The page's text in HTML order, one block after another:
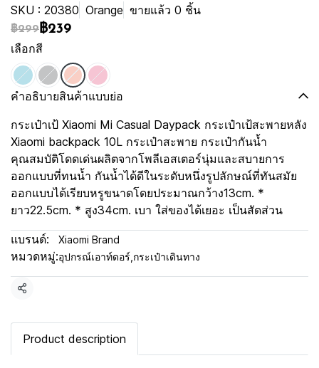
SKU : 20380 Orange ขายแล้ว 0 ชิ้น
฿299฿239
เลือกสี
คำอธิบายสินค้าแบบย่อ
กระเป๋าเป้ Xiaomi Mi Casual Daypack กระเป๋าเป้สะพายหลัง
Xiaomi backpack 10L กระเป๋าสะพาย กระเป๋ากันน้ำ
คุณสมบัติโดดเด่นผลิตจากโพลีเอสเตอร์นุ่มและสบายการ
ออกแบบที่ทนน้ำ กันน้ำได้ดีในระดับหนึ่งรูปลักษณ์ที่ทันสมัย
ออกแบบได้เรียบหรูขนาดโดยประมาณกว้าง13cm. *
ยาว22.5cm. * สูง34cm. เบา ใส่ของได้เยอะ เป็นสัดส่วน
แบรนด์: Xiaomi Brand
หมวดหมู่:อุปกรณ์เอาท์ดอร์ กระเป๋าเดินทาง
แชร์
Product description